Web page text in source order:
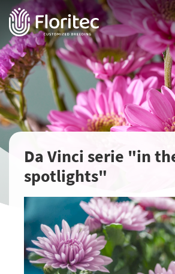
Da Vinci serie "in
spotlights"